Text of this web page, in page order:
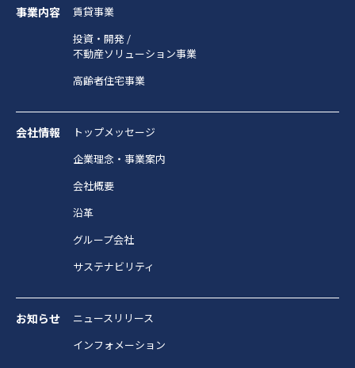
事業内容
賃貸事業
投資・開発 /
不動産ソリューション事業
高齢者住宅事業
会社情報
トップメッセージ
企業理念・事業案内
会社概要
沿革
グループ会社
サステナビリティ
お知らせ
ニュースリリース
インフォメーション